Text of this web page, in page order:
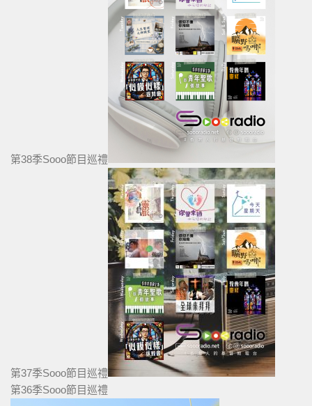
第38季Sooo節目巡禮
第37季Sooo節目巡禮
第36季Sooo節目巡禮